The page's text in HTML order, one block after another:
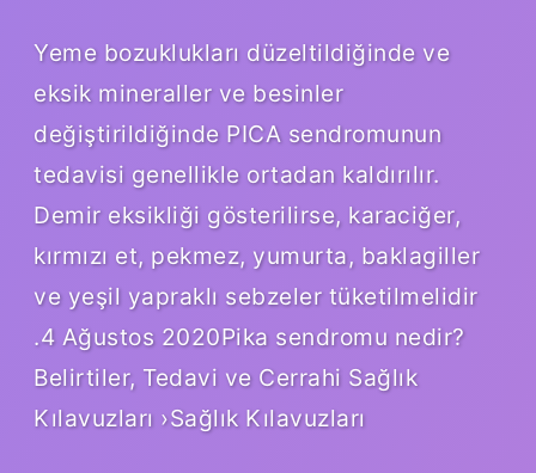
Yeme bozuklukları düzeltildiğinde ve
eksik mineraller ve besinler
değiştirildiğinde PICA sendromunun
tedavisi genellikle ortadan kaldırılır.
Demir eksikliği gösterilirse, karaciğer,
kırmızı et, pekmez, yumurta, baklagiller
ve yeşil yapraklı sebzeler tüketilmelidir
.4 Ağustos 2020Pika sendromu nedir?
Belirtiler, Tedavi ve Cerrahi Sağlık
Kılavuzları ›Sağlık Kılavuzları